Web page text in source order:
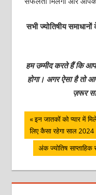
सभी ज्योतिषीय
हम उम्मीद करते हैं कि
होगा। अगर ऐसा है तो
ज़रूर
पोस्ट
नेविगेशन
Previous
Post:
इन जातकों को प्यार में
लिए कैसा रहेगा साल 2024
Next
अंक ज्योतिष